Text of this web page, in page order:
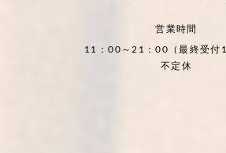
営業時間
11：00～21：00（最終受付
不定休